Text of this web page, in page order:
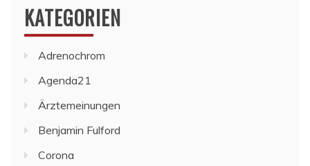
KATEGORIEN
Adrenochrom
Agenda21
Ärztemeinungen
Benjamin Fulford
Corona